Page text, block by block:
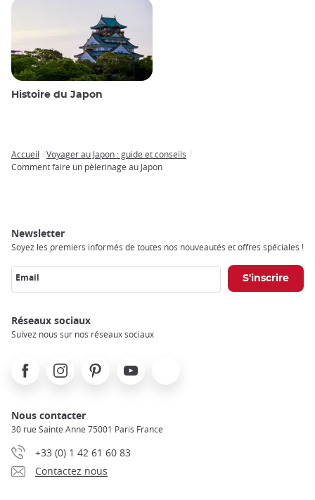
Histoire du Japon
Breadcrumb
Accueil
Voyager au Japon : guide et conseils
Comment faire un pèlerinage au Japon
Newsletter
Soyez les premiers informés de toutes nos nouveautés et offres spéciales !
Email
Réseaux sociaux
Suivez nous sur nos réseaux sociaux
FacebookInstagramPinterest Youtube
Nous contacter
30 rue Sainte Anne 75001 Paris France
+33 (0) 1 42 61 60 83
Contactez nous